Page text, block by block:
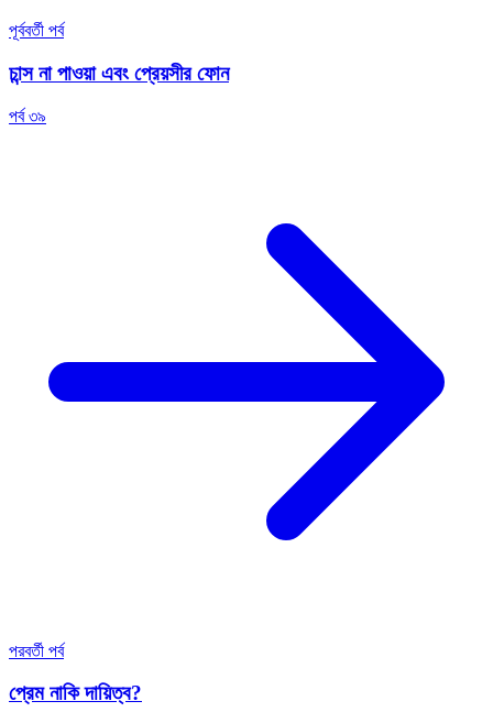
পূর্ববর্তী পর্ব
চান্স না পাওয়া এবং প্রেয়সীর ফোন
পর্ব ৩৯
পরবর্তী পর্ব
প্রেম নাকি দায়িত্ব?